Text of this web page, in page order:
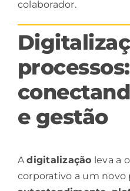
colaborador.
processos:
e gestão
Adigitalização leva a
corporativo a um novo